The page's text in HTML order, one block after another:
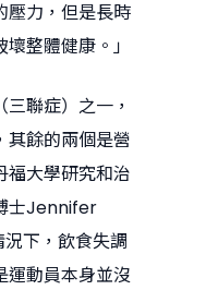
壓力，但是長時
整體健康。」
聯症）之一，
其餘的兩個是營
福大學研究和治
士Jennifer
下，飲食失調
運動員本身並沒